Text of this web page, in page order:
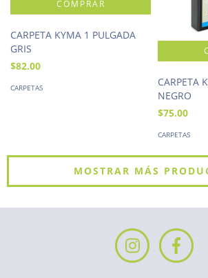
CARPETA KYMA 1 PULGADA
GRIS
$82.00
CARPETAS
CARPETA
NEGRO
$75.00
CARPETAS
MOSTRAR MÁS